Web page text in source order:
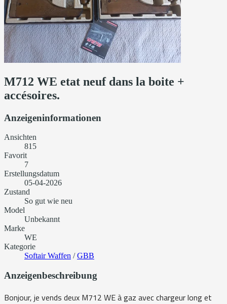
M712 WE etat neuf dans la boite +
accésoires.
Anzeigeninformationen
Ansichten
815
Favorit
7
Erstellungsdatum
05-04-2026
Zustand
So gut wie neu
Model
Unbekannt
Marke
WE
Kategorie
Softair Waffen /GBB
Anzeigenbeschreibung
Bonjour, je vends deux M712 WE à gaz avec chargeur long et